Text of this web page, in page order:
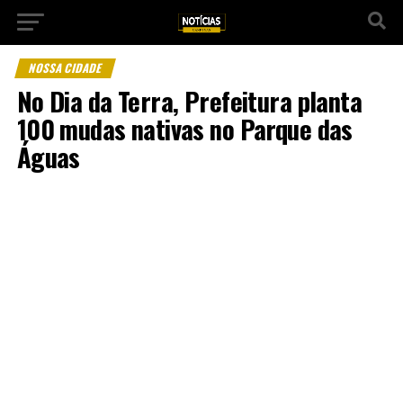
NOSSA CIDADE
No Dia da Terra, Prefeitura planta
100 mudas nativas no Parque das
Águas